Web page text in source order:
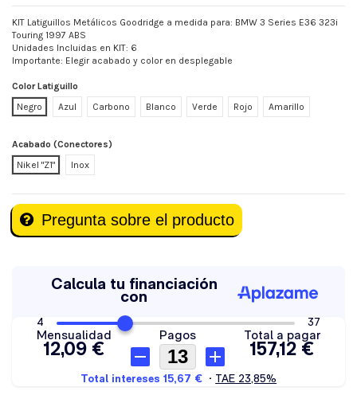
KIT Latiguillos Metálicos Goodridge a medida para: BMW 3 Series E36 323i
Touring 1997 ABS
Unidades Incluidas en KIT: 6
Importante: Elegir acabado y color en desplegable
Color Latiguillo
Negro
Azul Carbono Blanco Verde Rojo Amarillo
Acabado (Conectores)
Nikel "Z1"
Inox
Pregunta sobre el producto